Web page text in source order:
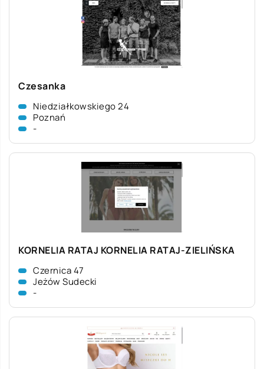
Czesanka
Niedziałkowskiego 24
Poznań
-
KORNELIA RATAJ KORNELIA RATAJ-ZIELIŃSKA
Czernica 47
Jeżów Sudecki
-